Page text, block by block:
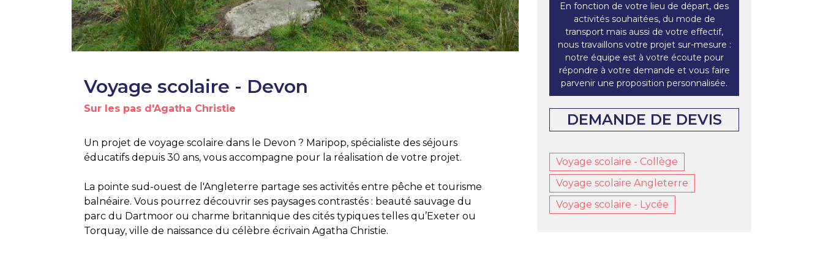
Voyage scolaire - Devon
Sur les pas d'Agatha Christie
Un projet de voyage scolaire dans le Devon ? Maripop, spécialiste des séjours
éducatifs depuis 30 ans, vous accompagne pour la réalisation de votre projet.
La pointe sud-ouest de l'Angleterre partage ses activités entre pêche et tourisme
balnéaire. Vous pourrez découvrir ses paysages contrastés : beauté sauvage du
parc du Dartmoor ou charme britannique des cités typiques telles qu’Exeter ou
Torquay, ville de naissance du célèbre écrivain Agatha Christie.
En fonction de votre lieu de départ, des
activités souhaitées, du mode de
transport mais aussi de votre effectif,
nous travaillons votre projet sur-mesure :
notre équipe est à votre écoute pour
répondre à votre demande et vous faire
parvenir une proposition personnalisée.
DEMANDE DE DEVIS
Voyage scolaire - Collège
Voyage scolaire Angleterre
Voyage scolaire - Lycée